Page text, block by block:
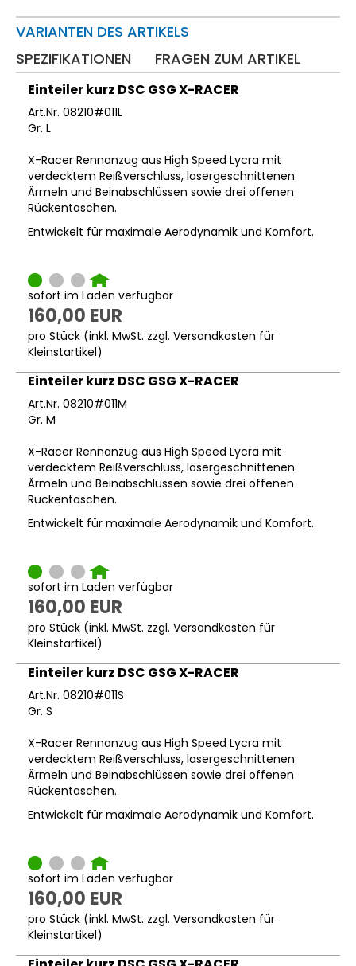
VARIANTEN DES ARTIKELS
SPEZIFIKATIONEN
FRAGEN ZUM ARTIKEL
Einteiler kurz DSC GSG X-RACER
Art.Nr. 08210#011L
Gr. L
X-Racer Rennanzug aus High Speed Lycra mit
verdecktem Reißverschluss, lasergeschnittenen
Ärmeln und Beinabschlüssen sowie drei offenen
Rückentaschen.
Entwickelt für maximale Aerodynamik und Komfort.
sofort im Laden verfügbar
160,00 EUR
pro Stück (inkl. MwSt. zzgl. Versandkosten für
Kleinstartikel)
Einteiler kurz DSC GSG X-RACER
Art.Nr. 08210#011M
Gr. M
X-Racer Rennanzug aus High Speed Lycra mit
verdecktem Reißverschluss, lasergeschnittenen
Ärmeln und Beinabschlüssen sowie drei offenen
Rückentaschen.
Entwickelt für maximale Aerodynamik und Komfort.
sofort im Laden verfügbar
160,00 EUR
pro Stück (inkl. MwSt. zzgl. Versandkosten für
Kleinstartikel)
Einteiler kurz DSC GSG X-RACER
Art.Nr. 08210#011S
Gr. S
X-Racer Rennanzug aus High Speed Lycra mit
verdecktem Reißverschluss, lasergeschnittenen
Ärmeln und Beinabschlüssen sowie drei offenen
Rückentaschen.
Entwickelt für maximale Aerodynamik und Komfort.
sofort im Laden verfügbar
160,00 EUR
pro Stück (inkl. MwSt. zzgl. Versandkosten für
Kleinstartikel)